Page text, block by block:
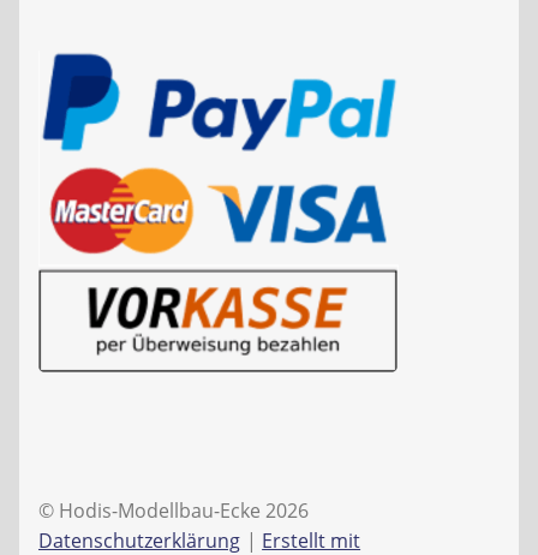
© Hodis-Modellbau-Ecke 2026
Datenschutzerklärung
Erstellt mit